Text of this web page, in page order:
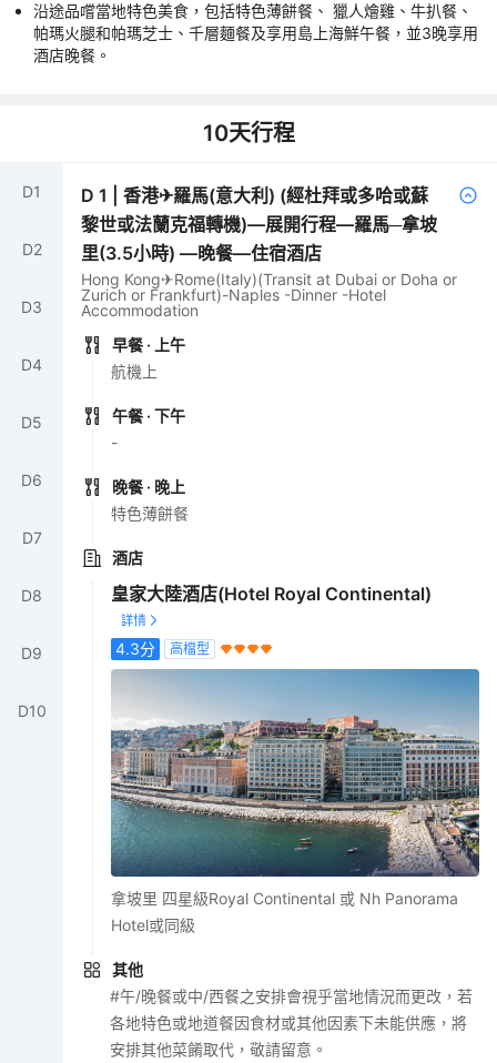
沿途品嚐當地特色美食，包括特色薄餅餐、 獵人燴雞、牛扒餐、
帕瑪火腿和帕瑪芝士、千層麵餐及享用島上海鮮午餐，並3晚享用
酒店晚餐。
10天行程
D1
D2
D3
D4
D5
D6
D7
D8
D9
D10
D1 |香港✈羅馬(意大利) (經杜拜或多哈或蘇
黎世或法蘭克福轉機)—展開行程—羅馬─拿坡
里(3.5小時) —晚餐—住宿酒店
Hong Kong✈Rome(Italy)(Transit at Dubai or Doha or
Zurich or Frankfurt)-Naples -Dinner -Hotel
Accommodation
早餐 · 上午
航機上
午餐 · 下午
-
晚餐 · 晚上
特色薄餅餐
酒店
皇家大陸酒店(Hotel Royal Continental)
4.3分 高檔型
拿坡里 四星級Royal Continental 或 Nh Panorama
Hotel或同級
其他
#午/晚餐或中/西餐之安排會視乎當地情況而更改，若
各地特色或地道餐因食材或其他因素下未能供應，將
安排其他菜餚取代，敬請留意。